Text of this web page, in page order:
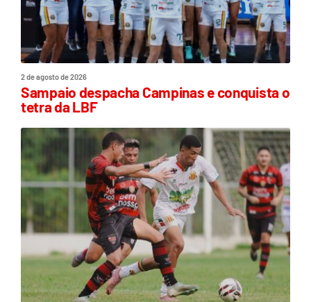
2 de agosto de 2026
Sampaio despacha Campinas e conquista o
tetra da LBF